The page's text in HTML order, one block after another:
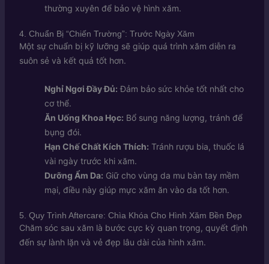
thường xuyên để bảo vệ hình xăm.
4. Chuẩn Bị “Chiến Trường”: Trước Ngày Xăm
Một sự chuẩn bị kỹ lưỡng sẽ giúp quá trình xăm diễn ra
suôn sẻ và kết quả tốt hơn.
Nghỉ Ngơi Đầy Đủ: Đảm bảo sức khỏe tốt nhất cho
cơ thể.
Ăn Uống Khoa Học: Bổ sung năng lượng, tránh để
bụng đói.
Hạn Chế Chất Kích Thích: Tránh rượu bia, thuốc lá
vài ngày trước khi xăm.
Dưỡng Ẩm Da: Giữ cho vùng da mu bàn tay mềm
mại, điều này giúp mực xăm ăn vào da tốt hơn.
5. Quy Trình Aftercare: Chìa Khóa Cho Hình Xăm Bền Đẹp
Chăm sóc sau xăm là bước cực kỳ quan trọng, quyết định
đến sự lành lặn và vẻ đẹp lâu dài của hình xăm.